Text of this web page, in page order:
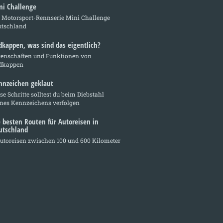
Challenge
Motorsport-Rennserie Mini Challenge
was sind das eigentlich?
und Funktionen von
geklaut
Schritte solltest du beim Diebstahl
Kennzeichens verfolgen
besten Routen für Autoreisen in
zwischen 100 und 600 Kilometer